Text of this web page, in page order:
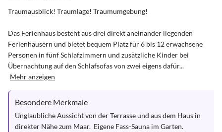
Traumausblick! Traumlage! Traumumgebung!
Das Ferienhaus besteht aus drei direkt aneinander liegenden
Ferienhäusern und bietet bequem Platz für 6 bis 12 erwachsene
Personen in fünf Schlafzimmern und zusätzliche Kinder bei
Übernachtung auf den Schlafsofas von zwei eigens dafür...
Mehr anzeigen
Besondere Merkmale
Unglaubliche Aussicht von der Terrasse und aus dem Haus in
direkter Nähe zum Maar.  Eigene Fass-Sauna im Garten.